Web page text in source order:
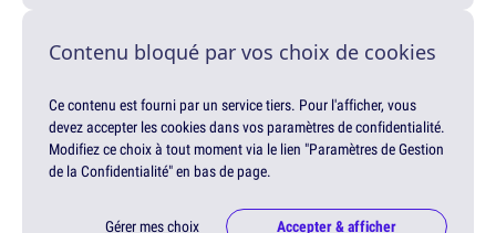
Contenu bloqué par vos choix de cookies
Ce contenu est fourni par un service tiers. Pour l'afficher, vous
devez accepter les cookies dans vos paramètres de confidentialité.
Modifiez ce choix à tout moment via le lien "Paramètres de Gestion
de la Confidentialité" en bas de page.
Gérer mes choix Accepter & afficher